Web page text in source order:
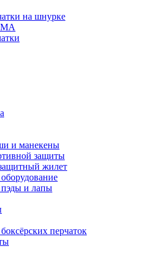
на шнурке
и манекены
защиты
жилет
и лапы
перчаток